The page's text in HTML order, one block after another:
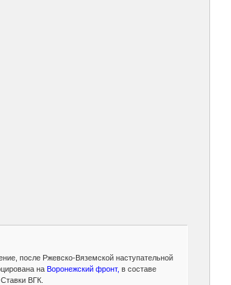
после Ржевско-Вяземской наступательной
на Воронежский фронт, в составе
ВГК.